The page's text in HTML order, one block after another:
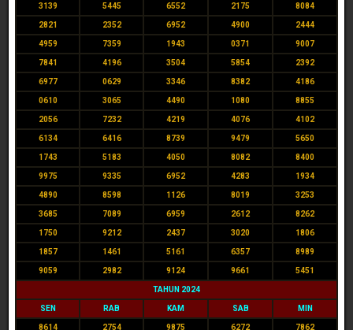
3139 5445 6552 2175 8084
2821 2352 6952 4900 2444
4959 7359 1943 0371 9007
7841 4196 3504 5854 2392
6977 0629 3346 8382 4186
0610 3065 4490 1080 8855
2056 7232 4219 4076 4102
6134 6416 8739 9479 5650
1743 5183 4050 8082 8400
9975 9335 6952 4283 1934
4890 8598 1126 8019 3253
3685 7089 6959 2612 8262
1750 9212 2437 3020 1806
1857 1461 5161 6357 8989
9059 2982 9124 9661 5451
TAHUN 2024
SEN RAB KAM SAB MIN
8614 2754 9875 6272 7862